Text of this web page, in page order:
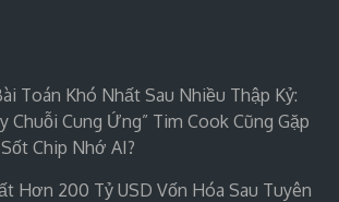
Toán Khó Nhất Sau Nhiều Thập Kỷ:
Chuỗi Cung Ứng” Tim Cook Cũng Gặp
Chip Nhớ AI?
Hơn 200 Tỷ USD Vốn Hóa Sau Tuyên